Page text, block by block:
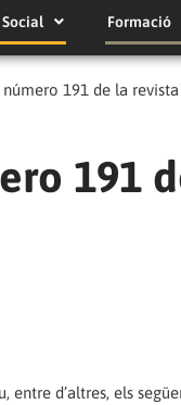
Formació
191 de la
191
d’altres, els